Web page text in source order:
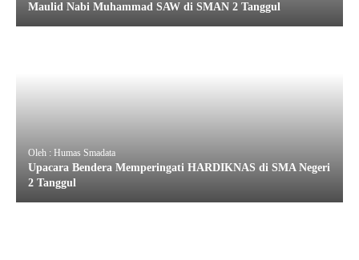
Maulid Nabi Muhammad SAW di SMAN 2 Tanggul
Oleh : Humas Smadata
Upacara Bendera Memperingati HARDIKNAS di SMA Negeri
2 Tanggul